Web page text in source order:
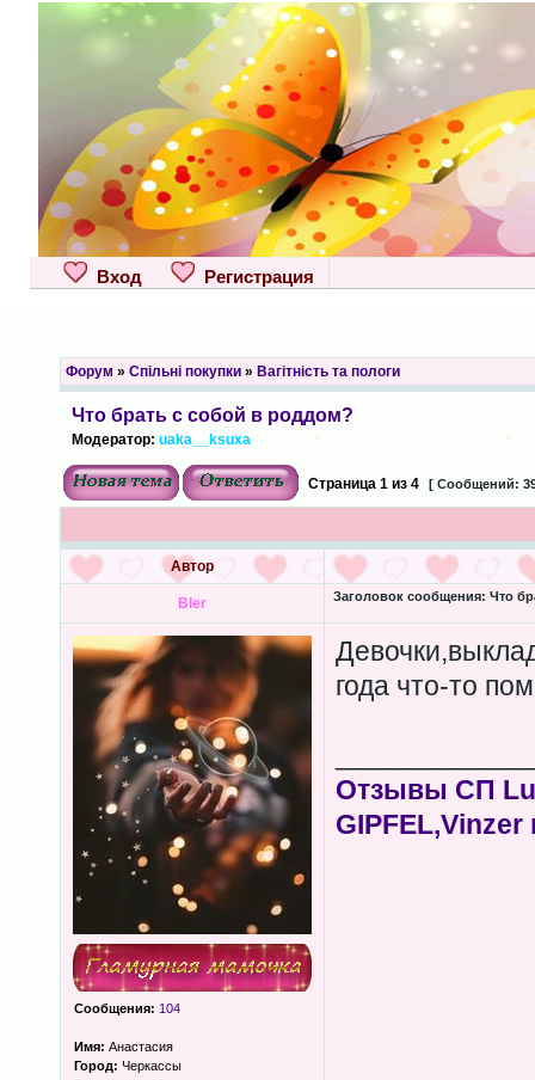
Вход Регистрация
Форум » Спільні покупки» Вагітність та пологи
Что брать с собой в роддом?
Модератор: uaka__ksuxa
Страница 1из 4 [ Сообщений:
Автор
Bler Заголовок сообщения: Что
Сообщения: 104
Имя: Анастасия
Город: Черкассы
года что-то
Отзывы СП
GIPFEL,Vinzer